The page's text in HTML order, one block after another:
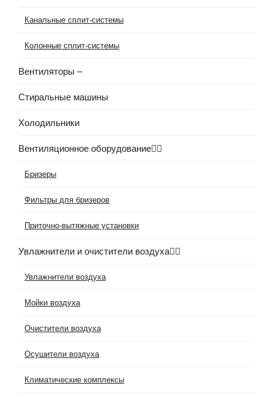
Канальные сплит-системы
Колонные сплит-системы
Вентиляторы –
Стиральные машины
Холодильники
Вентиляционное оборудование
Бризеры
Фильтры для бризеров
Приточно-вытяжные установки
Увлажнители и очистители воздуха
Увлажнители воздуха
Мойки воздуха
Очистители воздуха
Осушители воздуха
Климатические комплексы